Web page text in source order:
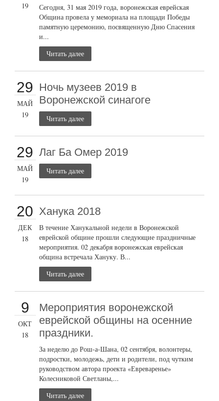
19
Сегодня, 31 мая 2019 года, воронежская еврейская
Община провела у мемориала на площади Победы
памятную церемонию, посвященную Дню Спасения
и...
Читать далее
29
МАЙ
19
Ночь музеев 2019 в
Воронежской синагоге
Читать далее
29
МАЙ
19
Лаг Ба Омер 2019
Читать далее
20
ДЕК
18
Ханука 2018
В течение Ханукальной недели в Воронежской
еврейской общине прошли следующие праздничные
мероприятия. 02 декабря воронежская еврейская
община встречала Хануку. В...
Читать далее
9
ОКТ
18
Мероприятия воронежской
еврейской общины на осенние
праздники.
За неделю до Рош-а-Шана, 02 сентября, волонтеры,
подростки, молодежь, дети и родители, под чутким
руководством автора проекта «Евреваренье»
Колесниковой Светланы,...
Читать далее